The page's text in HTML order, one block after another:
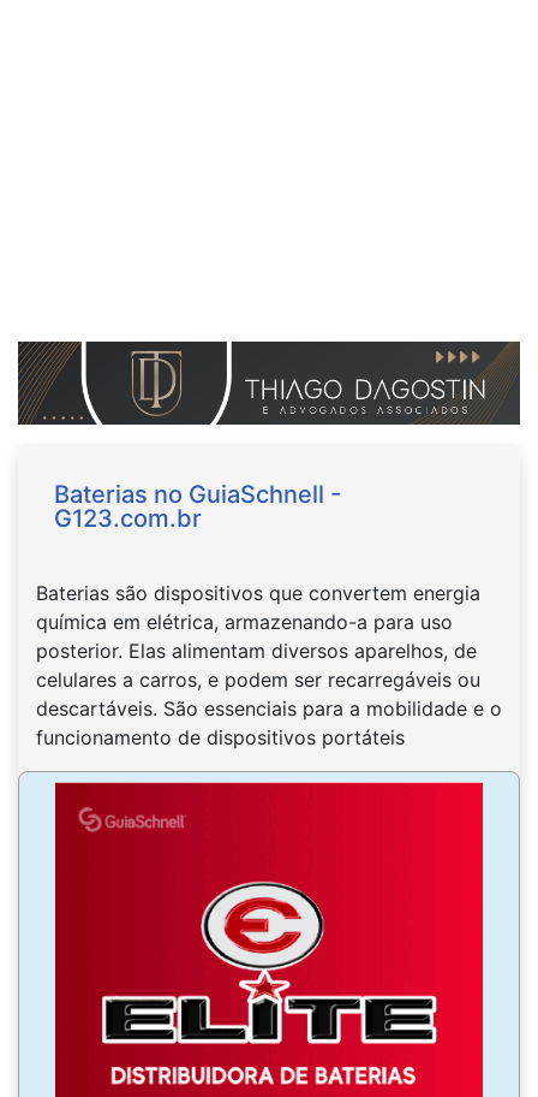
Baterias no GuiaSchnell -
G123.com.br
Baterias são dispositivos que convertem energia
química em elétrica, armazenando-a para uso
posterior. Elas alimentam diversos aparelhos, de
celulares a carros, e podem ser recarregáveis ou
descartáveis. São essenciais para a mobilidade e o
funcionamento de dispositivos portáteis